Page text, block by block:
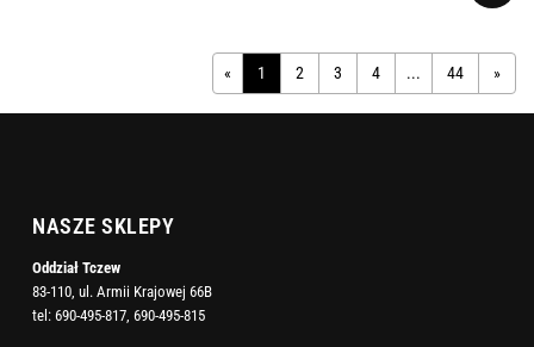
« 1 2 3 4 ... 44 »
NASZE SKLEPY
Oddział Tczew
83-110, ul. Armii Krajowej 66B
tel: 690-495-817 690-495-815